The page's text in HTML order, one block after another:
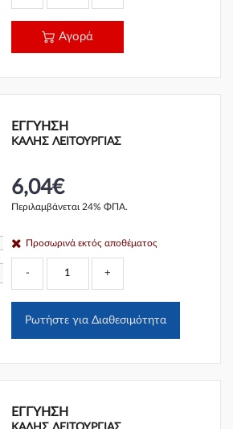
Αγορά
ΕΓΓΎΗΣΗ
ΚΑΛΗΣ ΛΕΙΤΟΥΡΓΙΑΣ
6,04€
Περιλαμβάνεται 24% ΦΠΑ.
Προσωρινά εκτός αποθέματος
- +
Ρωτήστε για Διαθεσιμότητα
ΕΓΓΎΗΣΗ